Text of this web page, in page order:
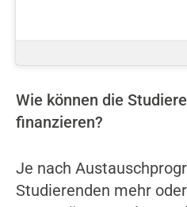
Wie können die
finanzieren?
Je nach
Studierenden mehr